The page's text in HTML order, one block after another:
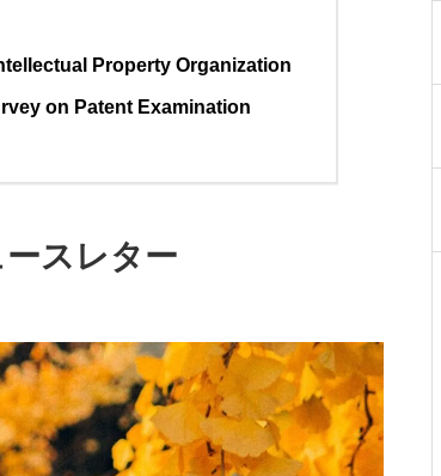
Property Organization
on Patent Examination
ースレター